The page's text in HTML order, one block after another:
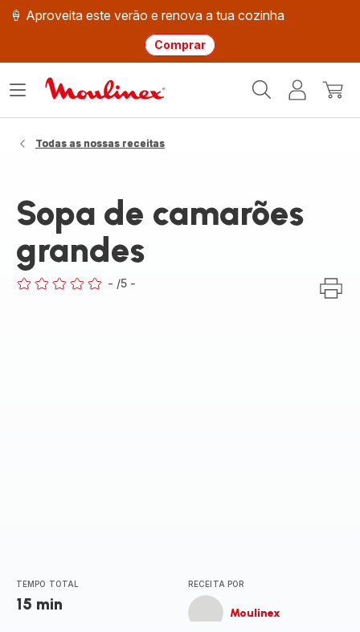
🍦 Aproveita este verão e renova a tua cozinha
Comprar
Moulinex
O
Abrir
Todas as nossas receitas
Sopa de camarões
grandes
- /5 -
TEMPO TOTAL
15 min
RECEITA POR
Moulinex